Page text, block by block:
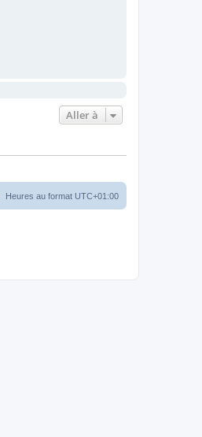
Aller à
Heures au format UTC+01:00